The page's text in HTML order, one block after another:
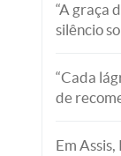
“A graça
silêncio
“Cada
de
Em